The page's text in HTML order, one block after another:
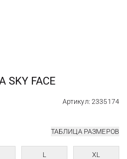
FACE
Артикул: 2335174
ТАБЛИЦА РАЗМЕРОВ
L XL